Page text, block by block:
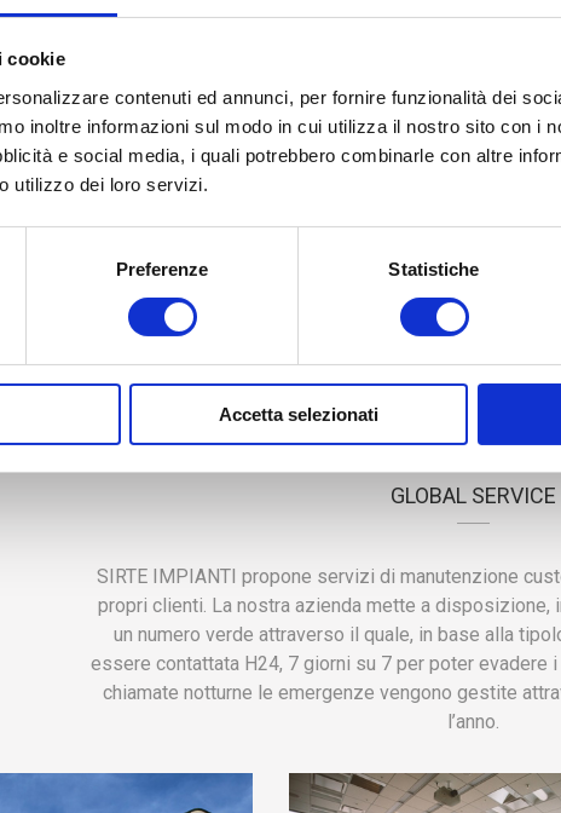
cookie
contenuti ed annunci, per fornire funzionalità dei
inoltre informazioni sul modo in cui utilizza il nostro sito con i
e social media, i quali potrebbero combinarle con altre
utilizzo dei loro servizi.
Preferenze Statistiche
Accetta selezionati
Allarmi (Impianti
Teleallarmi)
Videosorveglianza
Video)
Antincendio (antincendio e
GLOBAL SERVICE
SIRTE IMPIANTI propone servizi di manutenzione
propri clienti. La nostra azienda mette a disposizione,
un numero verde attraverso il quale, in base alla
essere contattata H24, 7 giorni su 7 per poter
chiamate notturne le emergenze vengono gestite
l’anno.